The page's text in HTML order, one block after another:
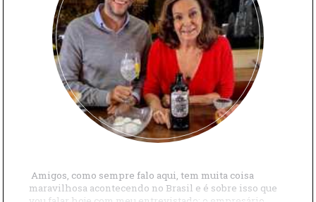
Amigos, como sempre falo aqui, tem muita coisa
maravilhosa acontecendo no Brasil e é sobre isso que